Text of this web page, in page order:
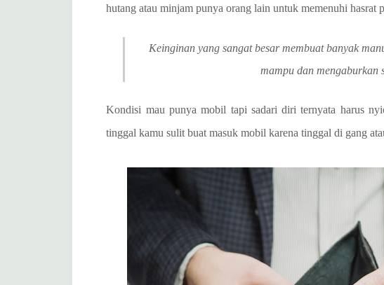
hutang atau minjam punya orang lain untuk memenuhi hasrat
Keinginan yang sangat besar membuat banyak
mampu dan mengaburkan
Kondisi mau punya mobil tapi sadari diri ternyata harus
tinggal kamu sulit buat masuk mobil karena tinggal di gang